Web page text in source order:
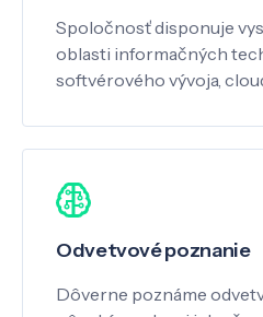
Spoločnosť disponuje
oblasti informačných
softvérového vývoja,
Odvetvové poznanie
Dôverne poznáme